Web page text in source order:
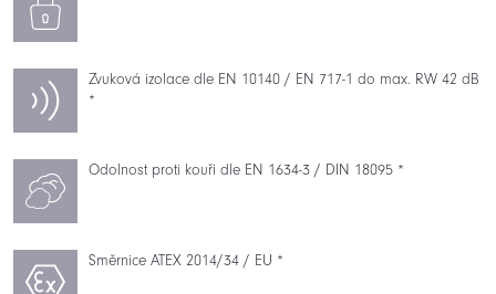
Zvuková izolace dle EN 10140 / EN 717-1 do max. RW 42 dB
*
Odolnost proti kouři dle EN 1634-3 / DIN 18095 *
Směrnice ATEX 2014/34 / EU *